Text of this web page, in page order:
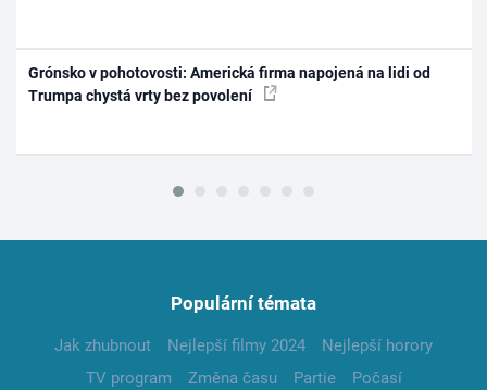
Grónsko v pohotovosti: Americká firma napojená na lidi od
Trumpa chystá vrty bez povolení
Populární témata
Jak zhubnout Nejlepší filmy 2024
Nejlepší horory
TV program
Změna času Partie
Počasí